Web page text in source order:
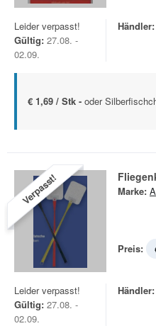
Leider verpasst!
Gültig: 27.08. -
02.09.
Händler:
€ 1,69 / Stk - oder
Verpasst! Marke:
Preis:
Leider verpasst!
Gültig: 27.08. -
02.09.
Händler: